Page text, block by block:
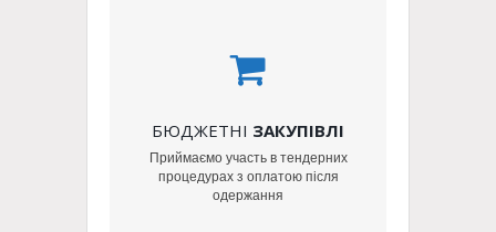
БЮДЖЕТНІ ЗАКУПІВЛІ
Приймаємо участь в тендерних
процедурах з оплатою після
одержання